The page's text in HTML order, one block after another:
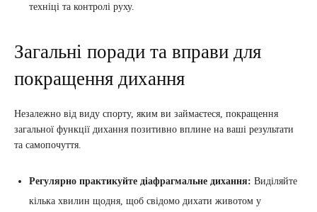
техніці та контролі руху.
Загальні поради та вправи для
покращення дихання
Незалежно від виду спорту, яким ви займаєтеся, покращення
загальної функції дихання позитивно вплине на ваші результати
та самопочуття.
Регулярно практикуйте діафрагмальне дихання: Виділяйте
кілька хвилин щодня, щоб свідомо дихати животом у